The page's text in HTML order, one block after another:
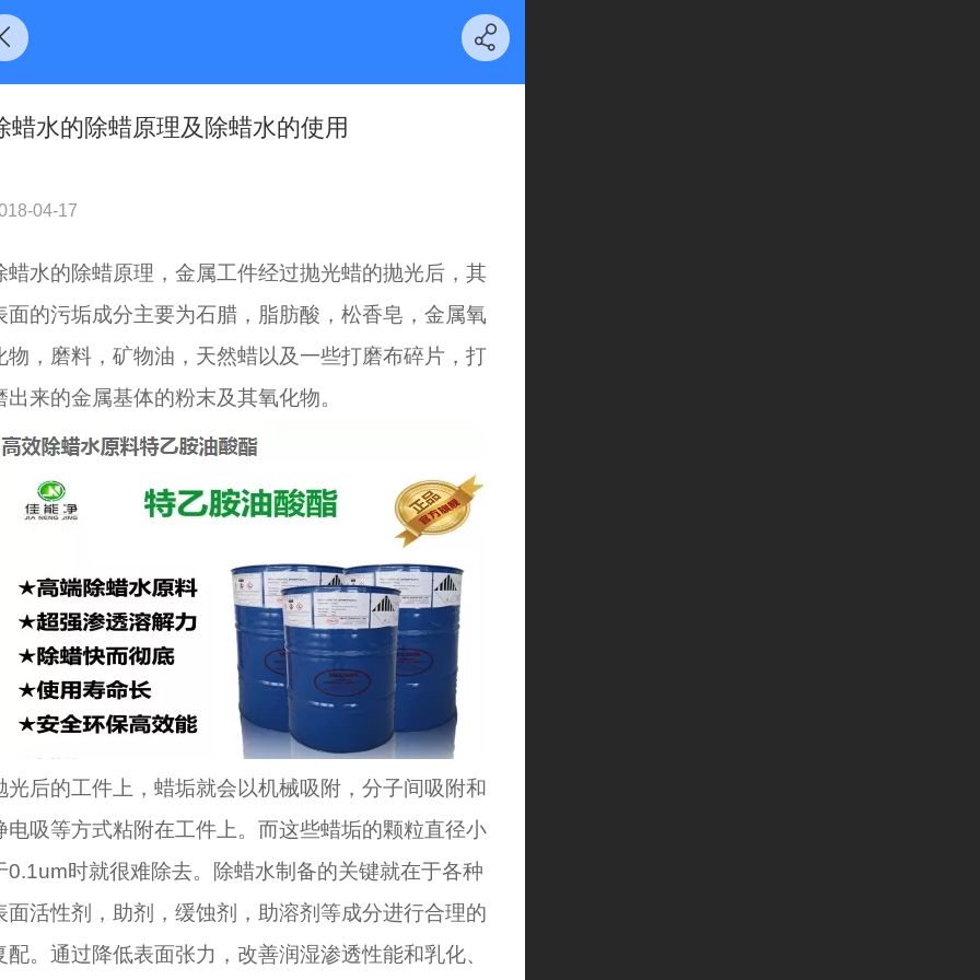
蜡水的除蜡原理及除蜡水的使用
04-17
蜡水的除蜡原理，金属工件经过抛光蜡的抛光后，其
面的污垢成分主要为石腊，脂肪酸，松香皂，金属氧
物，磨料，矿物油，天然蜡以及一些打磨布碎片，打
出来的金属基体的粉末及其氧化物。
光后的工件上，蜡垢就会以机械吸附，分子间吸附和
电吸等方式粘附在工件上。而这些蜡垢的颗粒直径小
0.1um时就很难除去。除蜡水制备的关键就在于各种
面活性剂，助剂，缓蚀剂，助溶剂等成分进行合理的
配。通过降低表面张力，改善润湿渗透性能和乳化、